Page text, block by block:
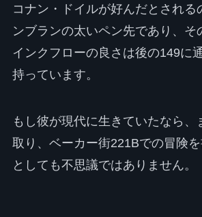
コナン・ドイルが好んだとされる
ンブランの太いペン先であり、そ
インクフローの良さは後の149に
持っています。
もし彼が現代に生きていたなら、
取り、ベーカー街221Bでの冒険
としても不思議ではありません。